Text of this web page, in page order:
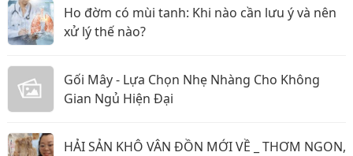
Ho đờm có mùi tanh: Khi nào cần lưu ý và nên
xử lý thế nào?
Gối Mây - Lựa Chọn Nhẹ Nhàng Cho Không
Gian Ngủ Hiện Đại
HẢI SẢN KHÔ VÂN ĐỒN MỚI VỀ _ THƠM NGON,